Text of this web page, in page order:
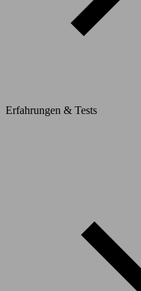
Erfahrungen & Tests